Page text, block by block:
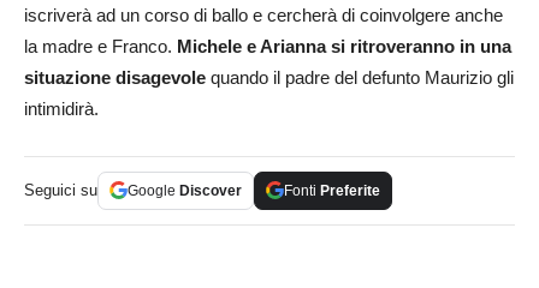
iscriverà ad un corso di ballo e cercherà di coinvolgere anche
la madre e Franco. Michele e Arianna si ritroveranno in una
situazione disagevole quando il padre del defunto Maurizio gli
intimidirà.
Seguici su Google Discover Fonti Preferite